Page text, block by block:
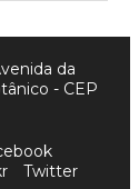
da
- CEP
Twitter